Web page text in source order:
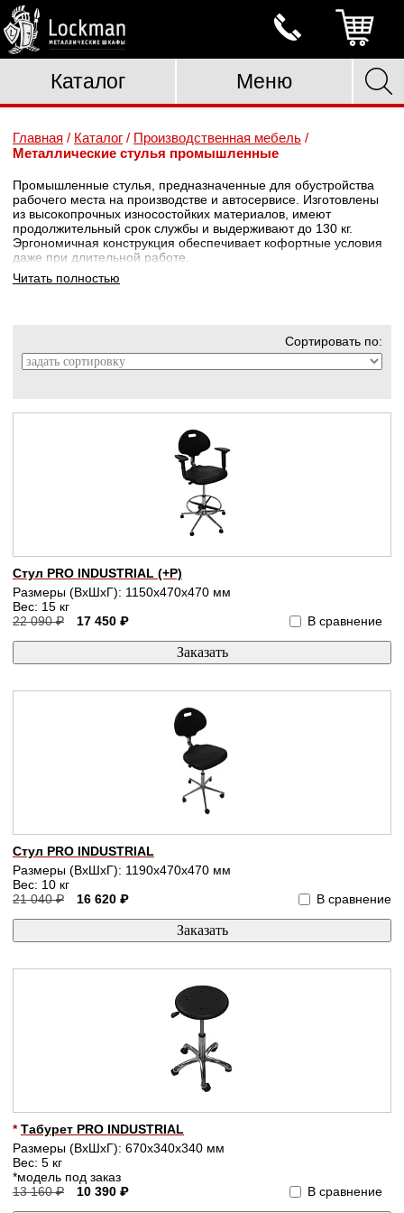
Каталог Меню
Главная / Каталог / Производственная мебель /
Металлические стулья промышленные
Промышленные стулья, предназначенные для обустройства
рабочего места на производстве и автосервисе. Изготовлены
из высокопрочных износостойких материалов, имеют
продолжительный срок службы и выдерживают до 130 кг.
Эргономичная конструкция обеспечивает кофортные условия
даже при длительной работе.
Читать полностью
Сортировать по:
В сравнение
Стул PRO INDUSTRIAL (+P)
Размеры (ВхШхГ): 1150x470x470 мм
Вес: 15 кг
22 090 ₽
17 450 ₽
В сравнение
Стул PRO INDUSTRIAL
Размеры (ВхШхГ): 1190x470x470 мм
Вес: 10 кг
21 040 ₽
16 620 ₽
В сравнение
*Табурет PRO INDUSTRIAL
Размеры (ВхШхГ): 670x340x340 мм
Вес: 5 кг
*модель под заказ
13 160 ₽
10 390 ₽